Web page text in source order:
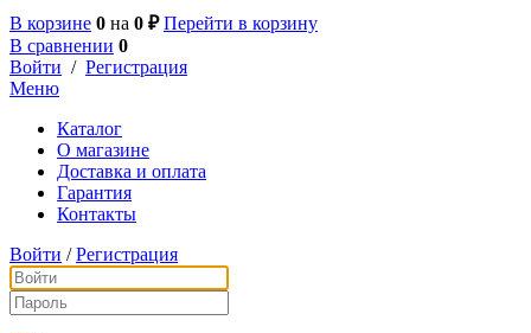
В корзине 0 на 0 ₽ Перейти в корзину
В сравнении 0
Войти / Регистрация
Меню
Каталог
О магазине
Доставка и оплата
Гарантия
Контакты
Войти / Регистрация